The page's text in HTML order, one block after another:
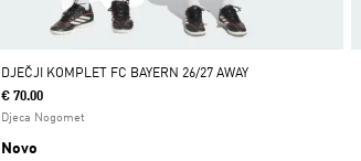
DJEČJI KOMPLET FC BAYERN 26/27 AWAY
€ 70.00
Djeca Nogomet
Novo